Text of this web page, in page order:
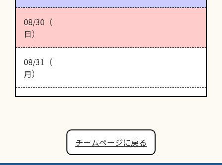
08/30（
日）
08/31（
月）
チームページに戻る